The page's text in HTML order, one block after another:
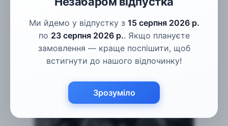
Ми йдемо у відпустку з 15 серпня 2026 р.
по 23 серпня 2026 р.. Якщо плануєте
замовлення — краще поспішити, щоб
встигнути до нашого відпочинку!
Зрозуміло